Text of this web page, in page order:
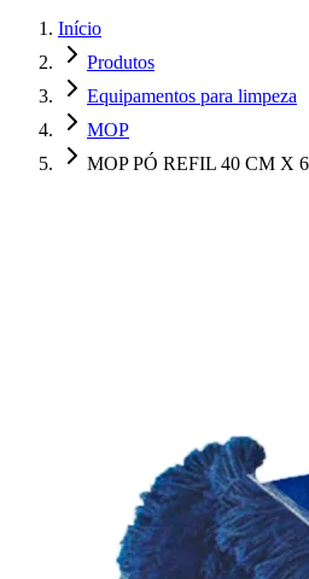
Início
Produtos
Equipamentos para limpeza
MOP
MOP PÓ REFIL 40 CM X